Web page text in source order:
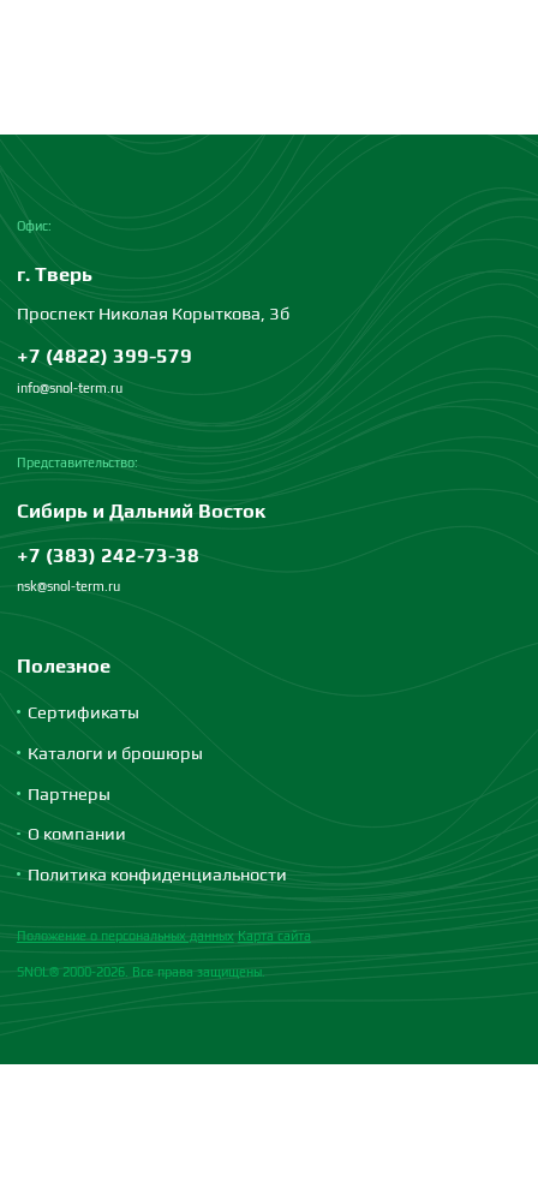
Офис:
г. Тверь
Проспект Николая Корыткова, 3б
+7 (4822) 399-579
info@snol-term.ru
Представительство:
Сибирь и Дальний Восток
+7 (383) 242-73-38
nsk@snol-term.ru
Полезное
Сертификаты
Каталоги и брошюры
Партнеры
О компании
Политика конфиденциальности
Положение о персональных данных Карта сайта
SNOL® 2000-2026. Все права защищены.